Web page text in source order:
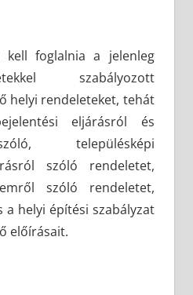
kell foglalnia a jelenleg
szabályozott
helyi rendeleteket, tehát
eljárásról és
településképi
szóló rendeletet,
szóló rendeletet,
a helyi építési szabályzat
előírásait.